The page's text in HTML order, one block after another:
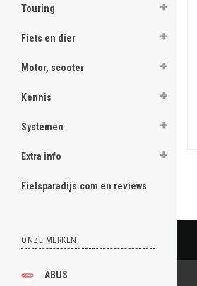
Touring
Fiets en dier
Motor, scooter
Kennis
Systemen
Extra info
Fietsparadijs.com en reviews
ONZE MERKEN
ABUS